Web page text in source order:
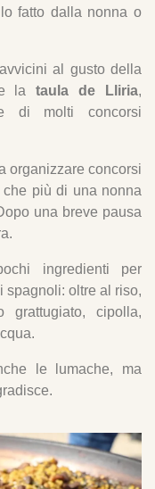
fatto dalla nonna o
al gusto della
lataula de Lliria,
di molti concorsi
organizzare concorsi
più di una nonna
una breve pausa
ingredienti per
spagnoli: oltre al riso,
grattugiato, cipolla,
le lumache, ma